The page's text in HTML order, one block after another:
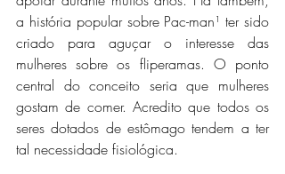
a história popular sobre Pac-man¹ ter sido
criado para aguçar o interesse das
mulheres sobre os fliperamas. O ponto
central do conceito seria que mulheres
gostam de comer. Acredito que todos os
seres dotados de estômago tendem a ter
tal necessidade fisiológica.